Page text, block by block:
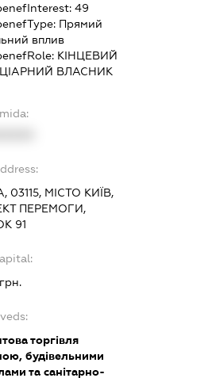
49
Прямий
вплив
КІНЦЕВИЙ
ВЛАСНИК
03115, МІСТО КИЇВ,
ПЕРЕМОГИ,
91
торгівля
будівельними
та санітарно-